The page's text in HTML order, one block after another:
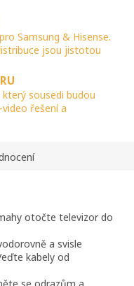
Samsung & Hisense.
jsou jistotou
sousedi budou
řešení a
otočte televizor do
a svisle
kabely od